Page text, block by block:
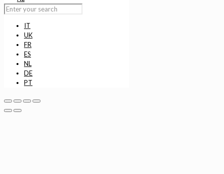
IT
UK
FR
ES
NL
DE
PT